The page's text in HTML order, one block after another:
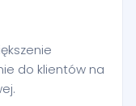
do klientów na